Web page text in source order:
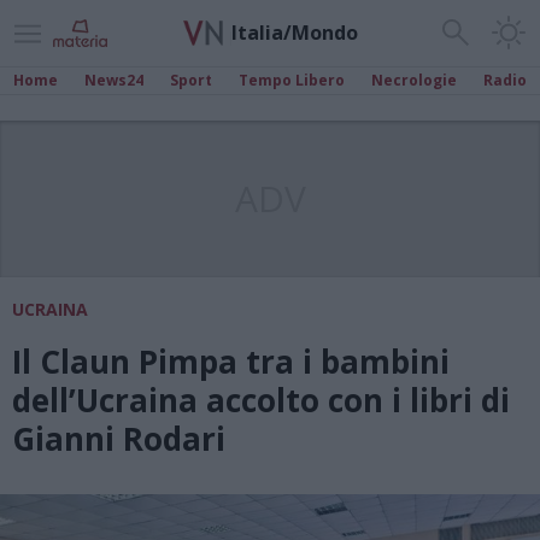
Italia/Mondo
Home News24 Sport Tempo Libero Necrologie Radio
UCRAINA
Il Claun Pimpa tra i bambini
dell’Ucraina accolto con i libri di
Gianni Rodari